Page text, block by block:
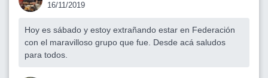
16/11/2019
Hoy es sábado y estoy extrañando estar en Federación
con el maravilloso grupo que fue. Desde acá saludos
para todos.